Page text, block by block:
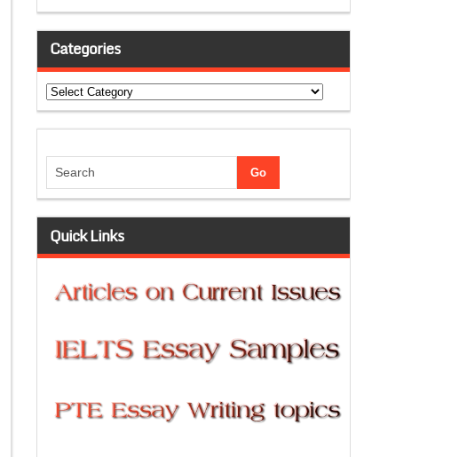
Categories
Categories
Quick Links